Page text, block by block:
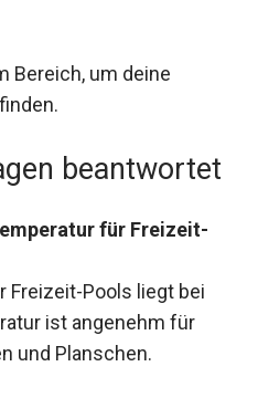
Bereich, um deine
beantwortet
für Freizeit-
Freizeit-Pools liegt bei
ist angenehm für
und Planschen.